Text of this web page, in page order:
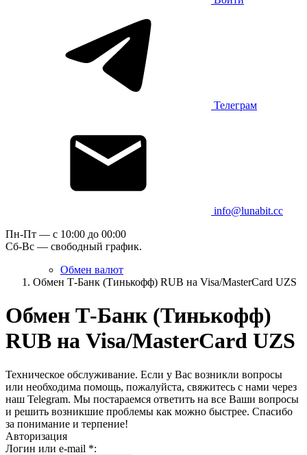
Телеграм
info@lunabit.cc
Пн-Пт — c 10:00 до 00:00
Сб-Вс — свободный график.
Обмен валют
Обмен Т-Банк (Тинькофф) RUB на Visa/MasterCard UZS
Обмен Т-Банк (Тинькофф)
RUB на Visa/MasterCard UZS
Техническое обслуживание. Если у Вас возникли вопросы
или необходима помощь, пожалуйста, свяжитесь с нами через
наш Telegram. Мы постараемся ответить на все Ваши вопросы
и решить возникшие проблемы как можно быстрее. Спасибо
за понимание и терпение!
Авторизация
Логин или e-mail *: